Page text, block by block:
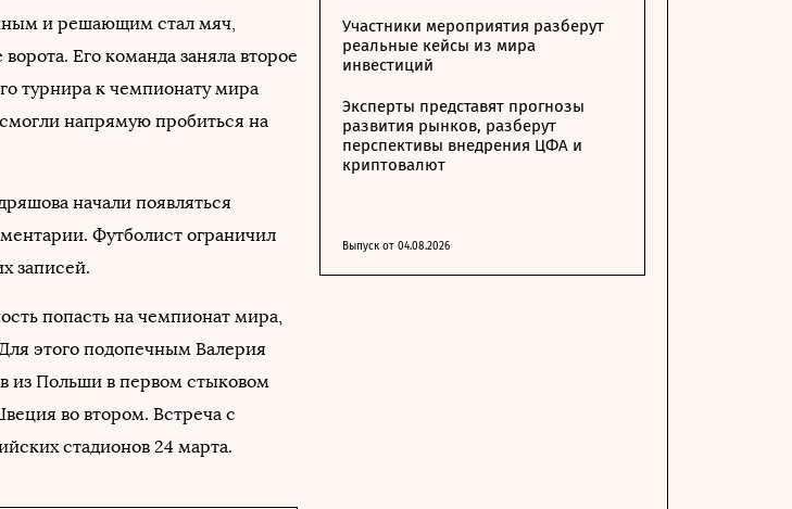
и решающим стал мяч,
Его команда заняла второе
турнира к чемпионату мира
напрямую пробиться на
начали появляться
Футболист ограничил
записей.
попасть на чемпионат мира,
этого подопечным Валерия
из Польши в первом стыковом
во втором. Встреча с
стадионов 24 марта.
Участники мероприятия разберут
реальные кейсы из мира
инвестиций
Эксперты представят прогнозы
развития рынков, разберут
перспективы внедрения ЦФА и
криптовалют
Выпуск от 04.08.2026